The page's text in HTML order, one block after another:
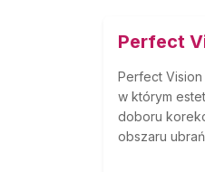
Perfect
Perfect Vision
w którym
doboru
obszaru